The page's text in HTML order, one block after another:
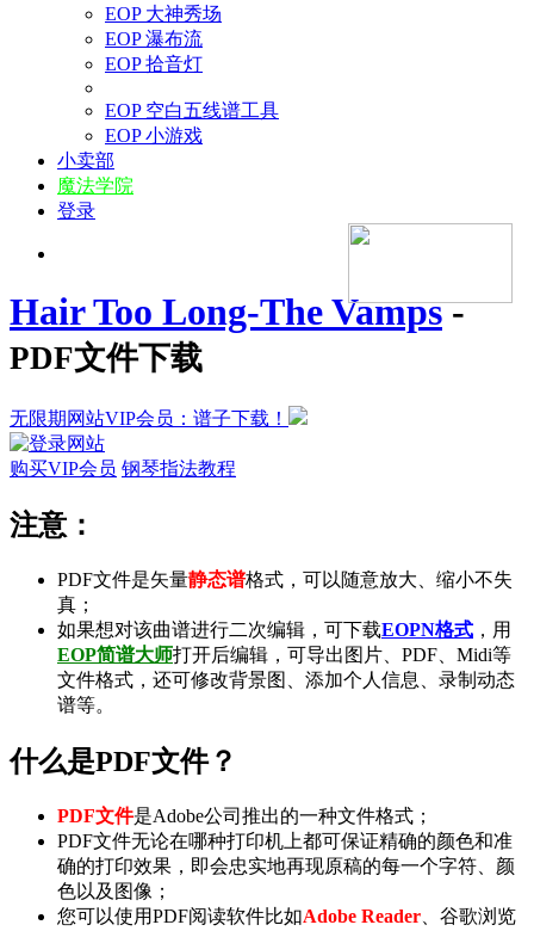
EOP 大神秀场
EOP 瀑布流
EOP 拾音灯
EOP 空白五线谱工具
EOP 小游戏
小卖部
魔法学院
登录
Hair Too Long-The Vamps-
PDF文件下载
无限期网站VIP会员：谱子下载！
购买VIP会员 钢琴指法教程
注意：
PDF文件是矢量静态谱格式，可以随意放大、缩小不失
真；
如果想对该曲谱进行二次编辑，可下载EOPN格式 ，用
EOP简谱大师打开后编辑，可导出 图片 PDF Midi等
文件格式，还可修改背景图、添加个人信息、录制 动态
谱等。
什么是PDF文件？
PDF文件是Adobe公司推出的一种文件格式；
PDF文件无论在哪种打印机上都可保证精确的颜色和准
确的打印效果，即会忠实地再现原稿的每一个字符、颜
色以及图像；
您可以使用PDF阅读软件比如Adobe Reader 、谷歌浏览